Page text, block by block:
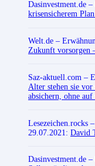
Dasinvestment.de –
krisensicherem
Welt.de –
Zukunft vorsorgen
Saz-aktuell.com –
Alter stehen sie
absichern, ohne auf
Lesezeichen.rocks
29.07.2021: David
Dasinvestment.de –